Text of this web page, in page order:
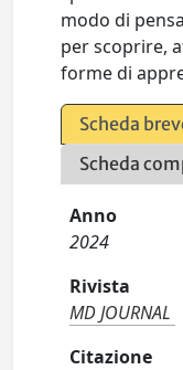
modo di
per scoprire,
forme di
Scheda
Scheda
Anno
2024
Rivista
MD JOURNAL
Citazione